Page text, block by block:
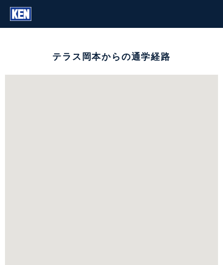
テラス岡本からの通学経路